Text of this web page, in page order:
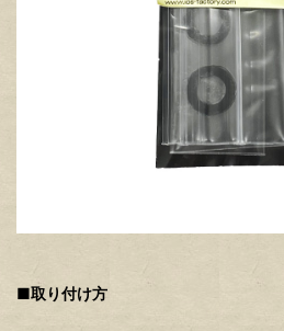
■取り付け方